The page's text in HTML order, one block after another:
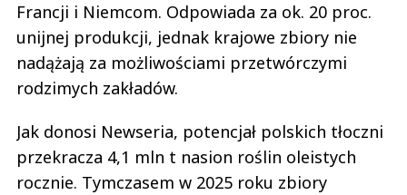
Francji i Niemcom. Odpowiada za ok. 20 proc.
unijnej produkcji, jednak krajowe zbiory nie
nadążają za możliwościami przetwórczymi
rodzimych zakładów.
Jak donosi Newseria, potencjał polskich tłoczni
przekracza 4,1 mln t nasion roślin oleistych
rocznie. Tymczasem w 2025 roku zbiory